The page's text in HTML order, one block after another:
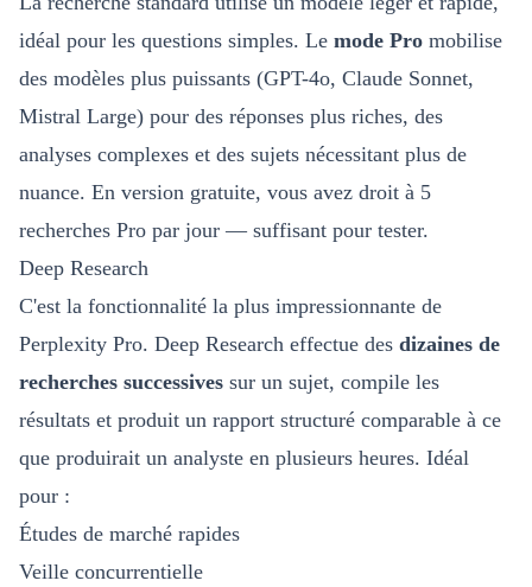
idéal pour les questions simples. Le mode Pro mobilise
des modèles plus puissants (GPT-4o, Claude Sonnet,
Mistral Large) pour des réponses plus riches, des
analyses complexes et des sujets nécessitant plus de
nuance. En version gratuite, vous avez droit à 5
recherches Pro par jour — suffisant pour tester.
Deep Research
C'est la fonctionnalité la plus impressionnante de
Perplexity Pro. Deep Research effectue des dizaines de
recherches successives sur un sujet, compile les
résultats et produit un rapport structuré comparable à ce
que produirait un analyste en plusieurs heures. Idéal
pour :
Études de marché rapides
Veille concurrentielle